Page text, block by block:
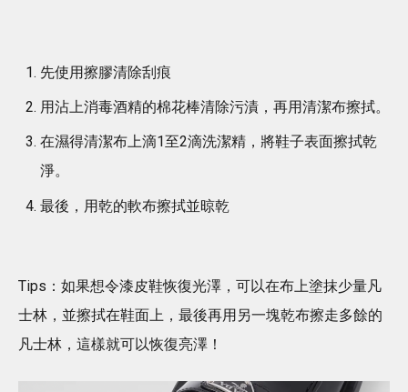
先使用擦膠清除刮痕
用沾上消毒酒精的棉花棒清除污漬，再用清潔布擦拭。
在濕得清潔布上滴1至2滴洗潔精，將鞋子表面擦拭乾
淨。
最後，用乾的軟布擦拭並晾乾
Tips：如果想令漆皮鞋恢復光澤，可以在布上塗抹少量凡
士林，並擦拭在鞋面上，最後再用另一塊乾布擦走多餘的
凡士林，這樣就可以恢復亮澤！